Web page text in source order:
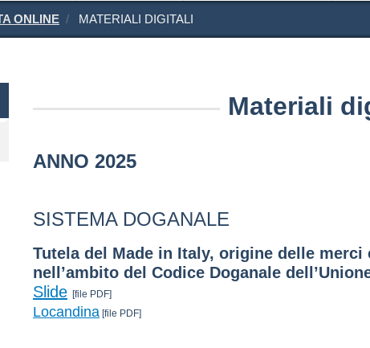
ONLINE MATERIALI DIGITALI
Materiali
ANNO 2025
SISTEMA DOGANALE
Tutela del Made in Italy, origine delle merci
nell’ambito del Codice Doganale
Slide [file PDF]
Locandina [file PDF]
online